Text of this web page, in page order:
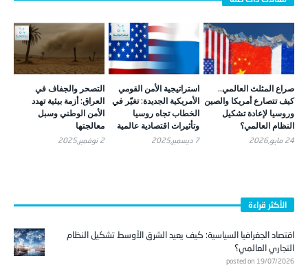
صراع المثلث العالمي..
كيف تتصارع أمريكا والصين
وروسيا لإعادة تشكيل
النظام العالمي؟
24 مايو,2026
استراتيجية الأمن القومي
الأمريكية الجديدة: تغيّر في
الخطاب تجاه روسيا
وتأثيرات اقتصادية عالمية
7 ديسمبر,2025
التصحر والجفاف في
العراق: أزمة بيئية تهدد
الأمن الوطني وسبل
معالجتها
2 نوفمبر,2025
الأكثر قراءة
اقتصاد الجغرافيا السياسية: كيف يعيد الشرق الأوسط تشكيل النظام
التجاري العالمي؟
posted on 19/07/2026